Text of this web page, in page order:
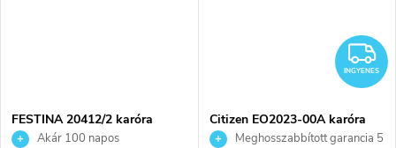
FESTINA 20412/2 karóra
Akár 100 napos
INGYENES
Citizen EO2023-00A karóra
Meghosszabbított garancia 5